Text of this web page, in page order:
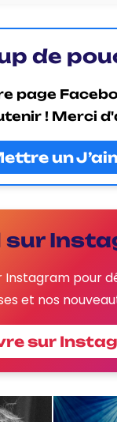
de
page
! Merci
un
sur
Instagram pour
et nos
sur